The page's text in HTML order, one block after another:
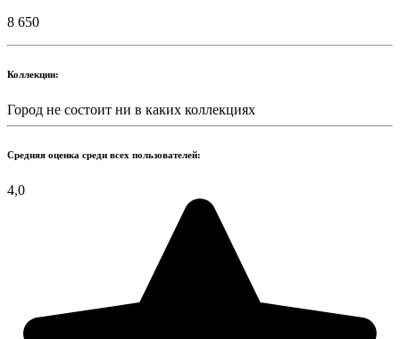
8 650
Коллекции:
Город не состоит ни в каких коллекциях
Средняя оценка среди всех пользователей:
4,0